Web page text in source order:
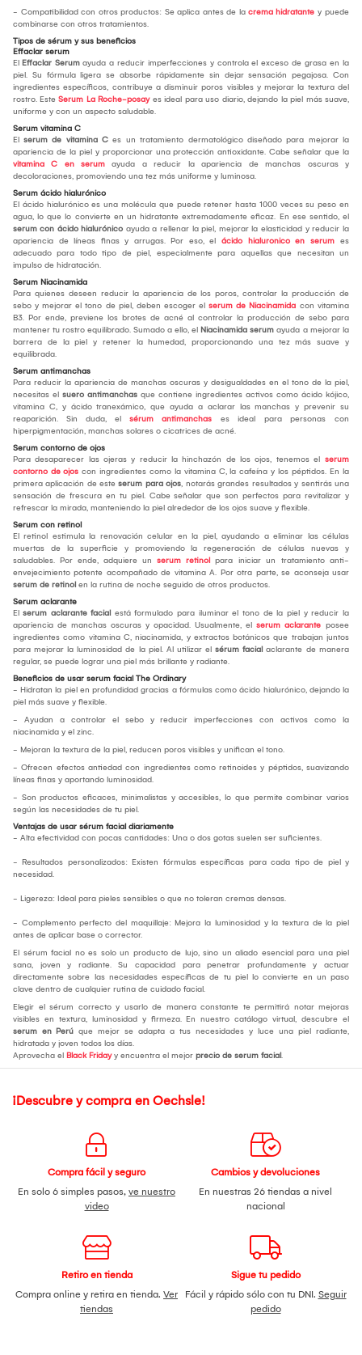
- Compatibilidad con otros productos: Se aplica antes de la crema hidratante y puede
combinarse con otros tratamientos.
Tipos de sérum y sus beneficios
Effaclar serum
El Effaclar Serum ayuda a reducir imperfecciones y controla el exceso de grasa en la
piel. Su fórmula ligera se absorbe rápidamente sin dejar sensación pegajosa. Con
ingredientes específicos, contribuye a disminuir poros visibles y mejorar la textura del
rostro. Este Serum La Roche-posayes ideal para uso diario, dejando la piel más suave,
uniforme y con un aspecto saludable.
Serum vitamina C
El serum de vitamina C es un tratamiento dermatológico diseñado para mejorar la
apariencia de la piel y proporcionar una protección antioxidante. Cabe señalar que la
vitamina C en serum ayuda a reducir la apariencia de manchas oscuras y
decoloraciones, promoviendo una tez más uniforme y luminosa.
Serum ácido hialurónico
El ácido hialurónico es una molécula que puede retener hasta 1000 veces su peso en
agua, lo que lo convierte en un hidratante extremadamente eficaz. En ese sentido, el
serum con ácido hialurónico ayuda a rellenar la piel, mejorar la elasticidad y reducir la
apariencia de líneas finas y arrugas. Por eso, el ácido hialuronico en serum es
adecuado para todo tipo de piel, especialmente para aquellas que necesitan un
impulso de hidratación.
Serum Niacinamida
Para quienes deseen reducir la apariencia de los poros, controlar la producción de
sebo y mejorar el tono de piel, deben escoger el serum de Niacinamida con vitamina
B3. Por ende, previene los brotes de acné al controlar la producción de sebo para
mantener tu rostro equilibrado. Sumado a ello, el Niacinamida serum ayuda a mejorar la
barrera de la piel y retener la humedad, proporcionando una tez más suave y
equilibrada.
Serum antimanchas
Para reducir la apariencia de manchas oscuras y desigualdades en el tono de la piel,
necesitas el suero antimanchas que contiene ingredientes activos como ácido kójico,
vitamina C, y ácido tranexámico, que ayuda a aclarar las manchas y prevenir su
reaparición. Sin duda, el sérum antimanchas es ideal para personas con
hiperpigmentación, manchas solares o cicatrices de acné.
Serum contorno de ojos
Para desaparecer las ojeras y reducir la hinchazón de los ojos, tenemos el serum
contorno de ojos con ingredientes como la vitamina C, la cafeína y los péptidos. En la
primera aplicación de este serum para ojos, notarás grandes resultados y sentirás una
sensación de frescura en tu piel. Cabe señalar que son perfectos para revitalizar y
refrescar la mirada, manteniendo la piel alrededor de los ojos suave y flexible.
Serum con retinol
El retinol estimula la renovación celular en la piel, ayudando a eliminar las células
muertas de la superficie y promoviendo la regeneración de células nuevas y
saludables. Por ende, adquiere un serum retinol para iniciar un tratamiento anti-
envejecimiento potente acompañado de vitamina A. Por otra parte, se aconseja usar
serum de retinol en la rutina de noche seguido de otros productos.
Serum aclarante
El serum aclarante facial está formulado para iluminar el tono de la piel y reducir la
apariencia de manchas oscuras y opacidad. Usualmente, el serum aclarante posee
ingredientes como vitamina C, niacinamida, y extractos botánicos que trabajan juntos
para mejorar la luminosidad de la piel. Al utilizar el sérum facial aclarante de manera
regular, se puede lograr una piel más brillante y radiante.
Beneficios de usar serum facial The Ordinary
- Hidratan la piel en profundidad gracias a fórmulas como ácido hialurónico, dejando la
piel más suave y flexible.
- Ayudan a controlar el sebo y reducir imperfecciones con activos como la
niacinamida y el zinc.
- Mejoran la textura de la piel, reducen poros visibles y unifican el tono.
- Ofrecen efectos antiedad con ingredientes como retinoides y péptidos, suavizando
líneas finas y aportando luminosidad.
- Son productos eficaces, minimalistas y accesibles, lo que permite combinar varios
según las necesidades de tu piel.
Ventajas de usar sérum facial diariamente
- Alta efectividad con pocas cantidades: Una o dos gotas suelen ser suficientes.
- Resultados personalizados: Existen fórmulas específicas para cada tipo de piel y
necesidad.
- Ligereza: Ideal para pieles sensibles o que no toleran cremas densas.
- Complemento perfecto del maquillaje: Mejora la luminosidad y la textura de la piel
antes de aplicar base o corrector.
El sérum facial no es solo un producto de lujo, sino un aliado esencial para una piel
sana, joven y radiante. Su capacidad para penetrar profundamente y actuar
directamente sobre las necesidades específicas de tu piel lo convierte en un paso
clave dentro de cualquier rutina de cuidado facial.
Elegir el sérum correcto y usarlo de manera constante te permitirá notar mejoras
visibles en textura, luminosidad y firmeza. En nuestro catálogo virtual, descubre el
serum en Perú que mejor se adapta a tus necesidades y luce una piel radiante,
hidratada y joven todos los días.
Aprovecha el Black Fridayy encuentra el mejor precio de serum facial.
¡Descubre y compra en Oechsle!
Compra fácil y seguro
En solo 6 simples pasos, ve nuestro
video
Cambios y devoluciones
En nuestras 26 tiendas a nivel
nacional
Retiro en tienda
Compra online y retira en tienda. Ver
tiendas
Sigue tu pedido
Fácil y rápido sólo con tu DNI. Seguir
pedido